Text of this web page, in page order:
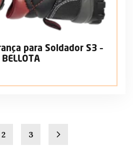
para Soldador S3 –
BELLOTA
2 3